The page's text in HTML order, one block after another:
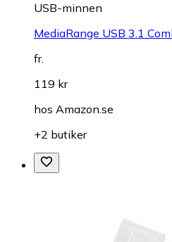
USB-minnen
MediaRange USB 3.1
fr.
119 kr
hos Amazon.se
+2 butiker